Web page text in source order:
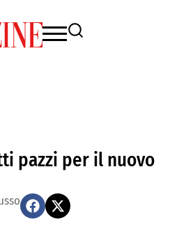
pazzi per il nuovo